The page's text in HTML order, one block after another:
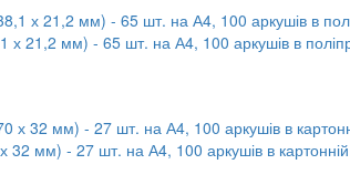
х 21,2 мм) - 65 шт. на А4, 100 аркушів в
32 мм) - 27 шт. на А4, 100 аркушів в картонній